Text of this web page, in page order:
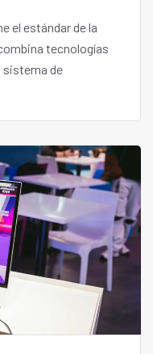
el estándar de la
tecnologías
sistema de